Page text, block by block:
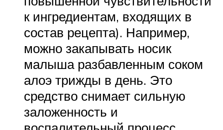
к ингредиентам, входящих в
состав рецепта). Например,
можно закапывать носик
малыша разбавленным соком
алоэ трижды в день. Это
средство снимает сильную
заложенность и